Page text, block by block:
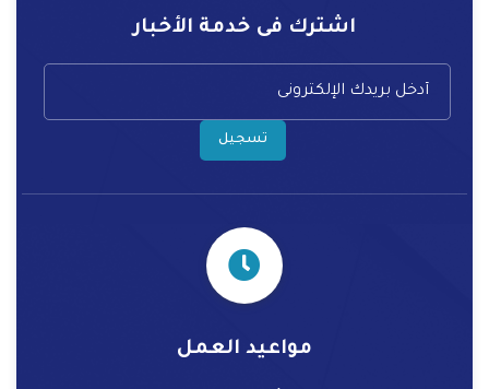
اشترك فى خدمة الأخبار
تسجيل
مواعيد العمل